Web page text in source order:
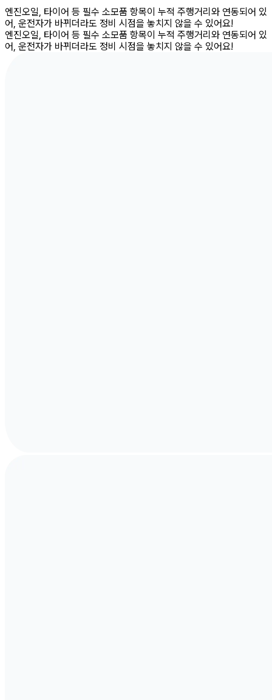
엔진오일, 타이어 등 필수 소모품 항목이 누적 주행거리와 연동되어 있
어, 운전자가 바뀌더라도 정비 시점을 놓치지 않을 수 있어요!
엔진오일, 타이어 등 필수 소모품 항목이 누적 주행거리와 연동되어 있
어, 운전자가 바뀌더라도 정비 시점을 놓치지 않을 수 있어요!